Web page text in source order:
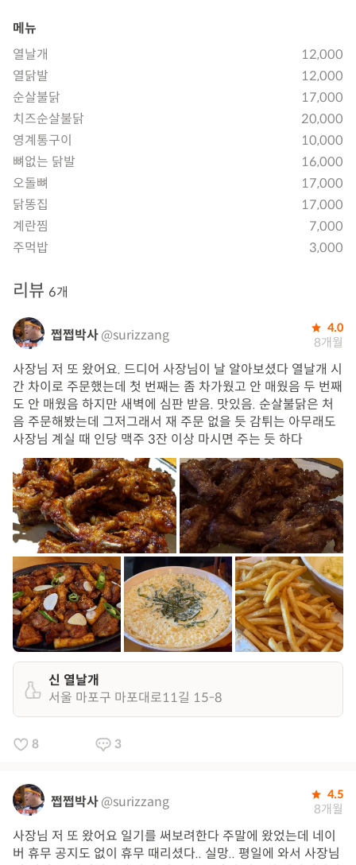
메뉴
열날개
12,000
열닭발
12,000
순살불닭
17,000
치즈순살불닭
20,000
영계통구이
10,000
뼈없는 닭발
16,000
오돌뼈
17,000
닭똥집
17,000
계란찜
7,000
주먹밥
3,000
리뷰 6개
쩝쩝박사@surizzang 4.0
8개월
사장님 저 또 왔어요. 드디어 사장님이 날 알아보셨다 열날개 시
간 차이로 주문했는데 첫 번째는 좀 차가웠고 안 매웠음 두 번째
도 안 매웠음 하지만 새벽에 심판 받음. 맛있음. 순살불닭은 처
음 주문해봤는데 그저그래서 재 주문 없을 듯 감튀는 아무래도
사장님 계실 때 인당 맥주 3잔 이상 마시면 주는 듯 하다
신 열날개
서울 마포구 마포대로11길 15-8
8 3
쩝쩝박사@surizzang 4.5
8개월
사장님 저 또 왔어요 일기를 써보려한다 주말에 왔었는데 네이
버 휴무 공지도 없이 휴무 때리셨다.. 실망.. 평일에 와서 사장님